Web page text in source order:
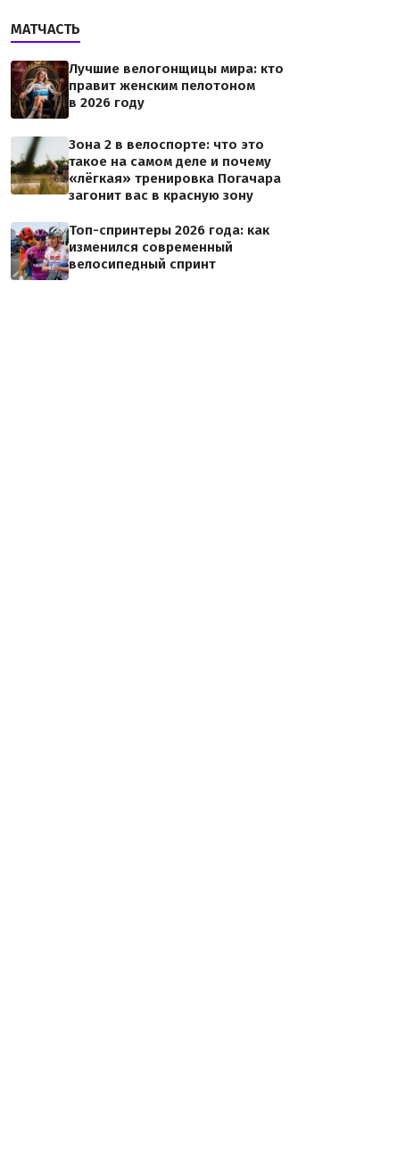
МАТЧАСТЬ
Лучшие велогонщицы мира: кто
правит женским пелотоном
в 2026 году
Зона 2 в велоспорте: что это
такое на самом деле и почему
«лёгкая» тренировка Погачара
загонит вас в красную зону
Топ-спринтеры 2026 года: как
изменился современный
велосипедный спринт